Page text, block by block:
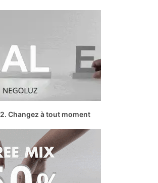
2. Changez à tout moment